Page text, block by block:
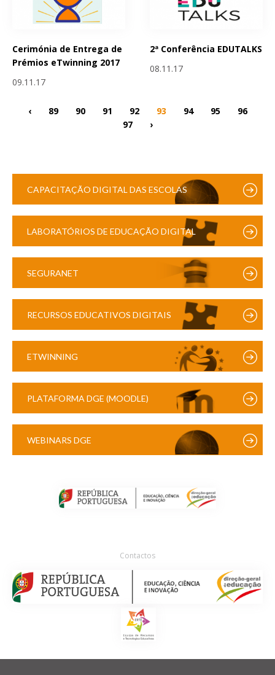
Cerimónia de Entrega de
Prémios eTwinning 2017
09.11.17
2ª Conferência EDUTALKS
08.11.17
‹ 89 90 91 92 93 94 95
96
97
›
CAPACITAÇÃO DIGITAL DAS ESCOLAS
LABORATÓRIOS DE EDUCAÇÃO DIGITAL
SEGURANET
RECURSOS EDUCATIVOS DIGITAIS
ETWINNING
PLATAFORMA DGE (MOODLE)
WEBINARS DGE
Contactos